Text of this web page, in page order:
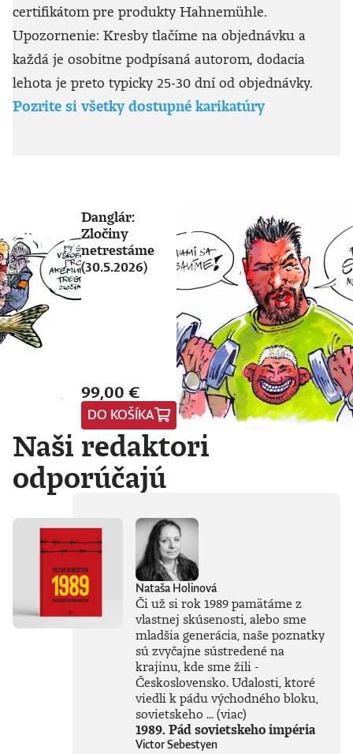
certifikátom pre produkty Hahnemühle.
Upozornenie: Kresby tlačíme na objednávku a
každá je osobitne podpísaná autorom, dodacia
lehota je preto typicky 25-30 dní od objednávky.
Pozrite si všetky dostupné karikatúry
Danglár:
Zločiny
netrestáme
(30.5.2026)
99,00 €
DO KOŠÍKA
Naši redaktori
odporúčajú
Nataša Holinová
Či už si rok 1989 pamätáme z
vlastnej skúsenosti, alebo sme
mladšia generácia, naše poznatky
sú zvyčajne sústredené na
krajinu, kde sme žili -
Československo. Udalosti, ktoré
viedli k pádu východného bloku,
sovietskeho ...(viac)
1989. Pád sovietskeho impéria
Victor Sebestyen